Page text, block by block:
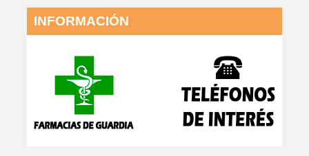
INFORMACIÓN